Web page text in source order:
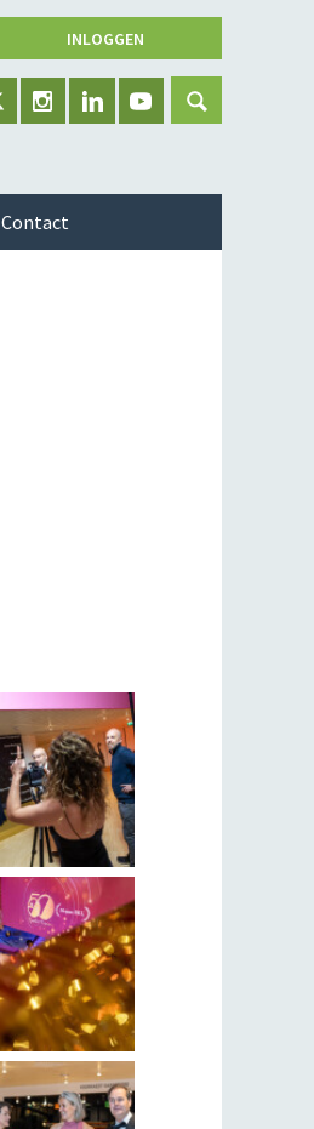
INLOGGEN
Contact